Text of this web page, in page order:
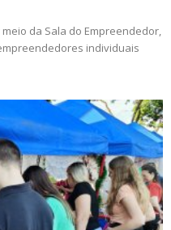
da Sala do Empreendedor,
individuais